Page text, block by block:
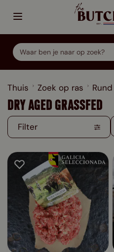
Thuis Zoek op ras Rund
DRY AGED GRASSFED
Filter